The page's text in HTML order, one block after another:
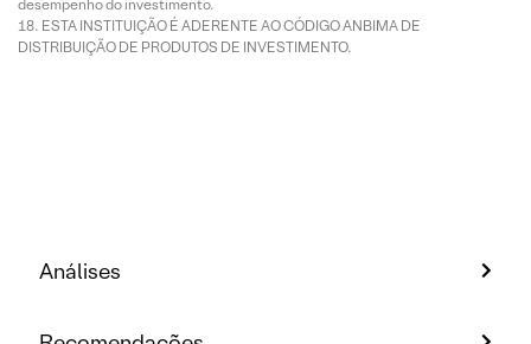
desempenho do investimento.
ESTA INSTITUIÇÃO É ADERENTE AO CÓDIGO ANBIMA DE
DISTRIBUIÇÃO DE PRODUTOS DE INVESTIMENTO.
Análises